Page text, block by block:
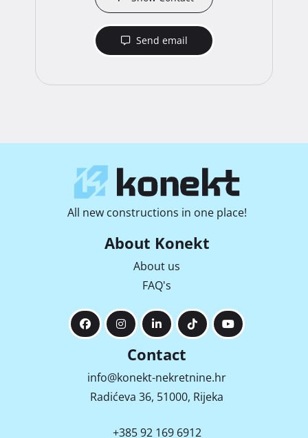
Send email
All new constructions in one place!
About Konekt
About us
FAQ's
Contact
info@konekt-nekretnine.hr
Radićeva 36, 51000, Rijeka
+385 92 169 6912